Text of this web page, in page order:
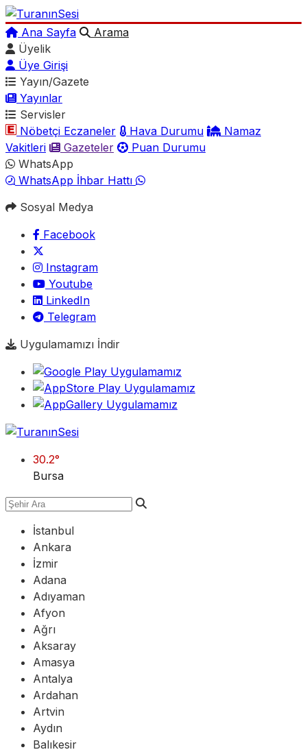
Ana Sayfa
Arama
Üyelik
Üye Girişi
Yayın/Gazete
Yayınlar
Servisler
Nöbetçi Eczaneler
Hava Durumu
Namaz
Vakitleri
Gazeteler
Puan Durumu
WhatsApp
WhatsApp İhbar Hattı
Sosyal Medya
Facebook
Instagram
Youtube
LinkedIn
Telegram
Uygulamamızı İndir
30.2°
Bursa
İstanbul
Ankara
İzmir
Adana
Adıyaman
Afyon
Ağrı
Aksaray
Amasya
Antalya
Ardahan
Artvin
Aydın
Balıkesir